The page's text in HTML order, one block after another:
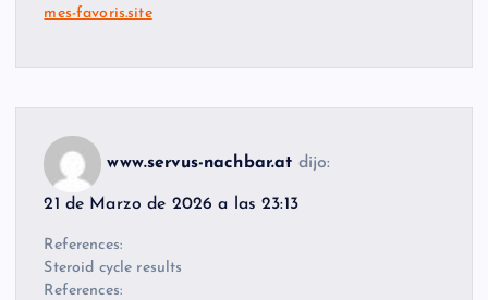
mes-favoris.site
www.servus-nachbar.at dijo:
21 de Marzo de 2026 a las 23:13
References:
Steroid cycle results
References: